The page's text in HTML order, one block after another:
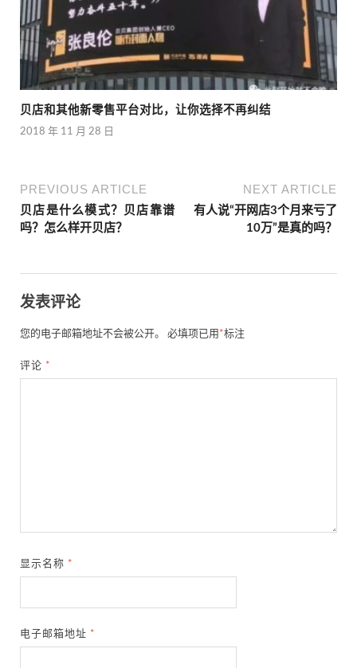
贝店和其他新零售平台对比，让你选择不再纠结
2018 年 11 月 28 日
PREVIOUS ARTICLE
贝店是什么模式？贝店靠谱
吗？怎么样开贝店？
NEXT ARTICLE
有人说“开网店3个月来亏了
10万”是真的吗？
发表评论
您的电子邮箱地址不会被公开。 必填项已用 *标注
评论 *
显示名称 *
电子邮箱地址 *